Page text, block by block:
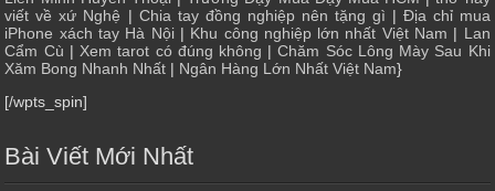
viết về xứ Nghệ | Chia tay đồng nghiệp nên tặng gì | Địa chỉ mua
iPhone xách tay Hà Nội| Khu công nghiệp lớn nhất Việt Nam | Lan
Cẩm Cù | Xem tarot có đúng không |Chăm Sóc Lông Mày Sau Khi
Xăm Bong Nhanh Nhất | Ngân Hàng Lớn Nhất Việt Nam}
[/wpts_spin]
Bài Viết Mới Nhất